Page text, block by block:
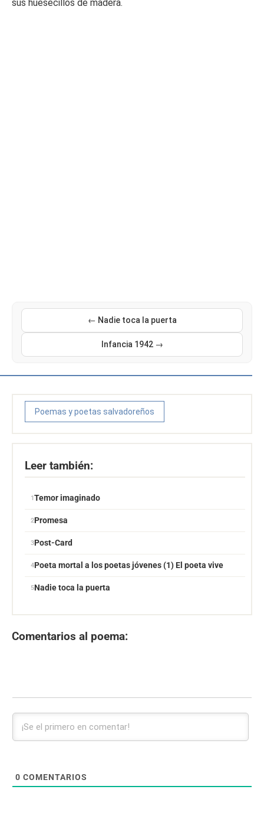
sus huesecillos de madera.
← Nadie toca la puerta
Infancia 1942 →
Poemas y poetas salvadoreños
Leer también:
Temor imaginado
Promesa
Post-Card
Poeta mortal a los poetas jóvenes (1) El poeta vive
Nadie toca la puerta
Comentarios al poema:
0 COMENTARIOS